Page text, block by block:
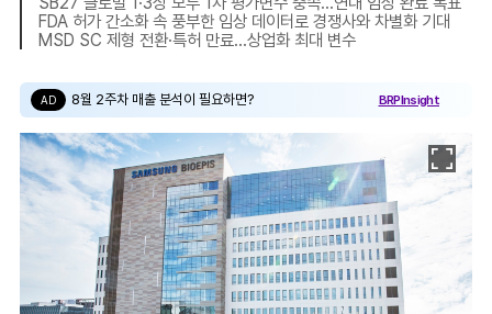
FDA 허가 간소화 속 풍부한 임상 데이터로 경쟁사와 차별화 기대
MSD SC 제형 전환·특허 만료…상업화 최대 변수
AD 8월 2주차 매출 분석이 필요하면? BRPInsight